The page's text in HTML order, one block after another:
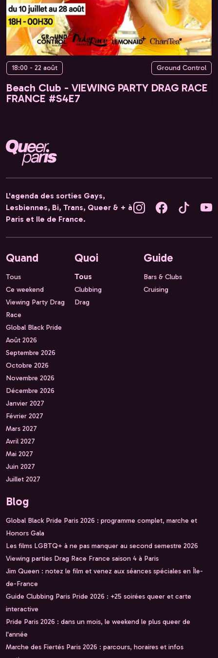
18:00 - 22 août Ground Control
Beach Club - VIEWING PARTY DRAG RACE
FRANCE #S4E7
L'agenda des sorties Gays,
Lesbiennes, Bi, Trans, Queer & + à
Paris et Ile de France.
Quand
Tous
Ce weekend
Viewing Party Drag
Race
Global Black Pride
Août 2026
Septembre 2026
Octobre 2026
Novembre 2026
Décembre 2026
Janvier 2027
Février 2027
Mars 2027
Avril 2027
Mai 2027
Juin 2027
Juillet 2027
Quoi
Tous
Clubbing
Drag
Guide
Bars & Clubs
Cruising
Blog
Global Black Pride Paris 2026 : programme complet, marche et
Honors Gala
Les films LGBTQ+ à ne pas manquer au second semestre 2026
Viewing parties Drag Race France saison 4 à Paris
Jim Queen : notez le film et venez aux séances spéciales en Île-
de-France
Guide Clubbing Paris Pride 2026 : +25 soirées queer et carte
interactive
Pride Paris 2026 : dans un mois, le weekend le plus queer de
l'année
Marche des Fiertés Paris 2026 : parcours, horaires et infos